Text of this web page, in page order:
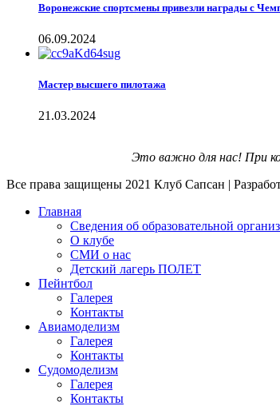
Воронежские спортсмены привезли награды с
06.09.2024
Мастер высшего пилотажа
21.03.2024
Это важно для нас! При
Все права защищены 2021 Клуб Сапсан |
Главная
Сведения об образовательной
О клубе
СМИ о нас
Детский лагерь ПОЛЕТ
Пейнтбол
Галерея
Контакты
Авиамоделизм
Галерея
Контакты
Судомоделизм
Галерея
Контакты